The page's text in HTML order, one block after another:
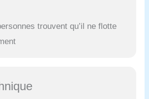
trouvent qu’il ne flotte